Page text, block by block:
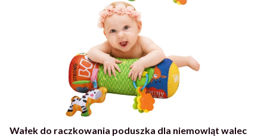
Wałek do raczkowania poduszka dla niemowląt walec